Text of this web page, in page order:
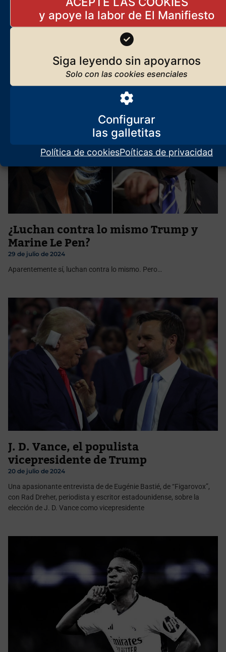
Siga leyendo sin apoyarnos
Configurar
Política de cookiesPoíticas de privacidad
patriota
2 de septiembre de 2024
Primer análisis, en caliente, sobre el gran éxito de las fuerzas
¿Luchan contra lo mismo Trump y
Marine Le Pen?
29 de julio de 2024
Aparentemente sí, luchan contra lo mismo. Pero…
J. D. Vance, el populista
vicepresidente de Trump
20 de julio de 2024
Una apasionante entrevista de de Eugénie Bastié, de “Figarovox”,
con Rad Dreher, periodista y escritor estadounidense, sobre la
elección de J. D. Vance como vicepresidente